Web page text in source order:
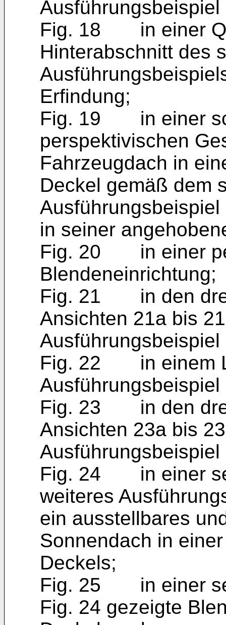
Fig. 18 in einer
Hinterabschnitt des
Erfindung;
Fig. 19 in einer
perspektivischen
Fahrzeugdach in
Deckel gemäß dem
in seiner
Fig. 20 in einer
Blendeneinrichtung;
Fig. 21 in den
Ansichten 21a bis
Fig. 22 in einem
Fig. 23 in den
Ansichten 23a bis
Fig. 24 in einer
weiteres
ein ausstellbares
Sonnendach in
Deckels;
Fig. 25 in einer
Fig. 24 gezeigte